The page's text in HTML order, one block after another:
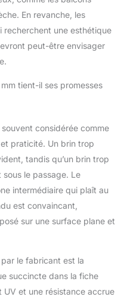
En revanche, les
recherchent une esthétique
peut-être envisager
tient-il ses promesses
considérée comme
praticité. Un brin trop
tandis qu’un brin trop
le passage. Le
intermédiaire qui plaît au
est convaincant,
sur une surface plane et
le fabricant est la
succincte dans la fiche
et une résistance accrue